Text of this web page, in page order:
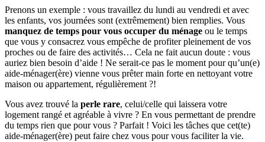
Prenons un exemple : vous travaillez du lundi au vendredi et avec
les enfants, vos journées sont (extrêmement) bien remplies. Vous
manquez de temps pour vous occuper du ménage ou le temps
que vous y consacrez vous empêche de profiter pleinement de vos
proches ou de faire des activités… Cela ne fait aucun doute : vous
auriez bien besoin d’aide ! Ne serait-ce pas le moment pour qu’un(e)
aide-ménager(ère) vienne vous prêter main forte en nettoyant votre
maison ou appartement, régulièrement ?!
Vous avez trouvé la perle rare, celui/celle qui laissera votre
logement rangé et agréable à vivre ? En vous permettant de prendre
du temps rien que pour vous ? Parfait ! Voici les tâches que cet(te)
aide-ménager(ère) peut faire chez vous pour vous faciliter la vie.